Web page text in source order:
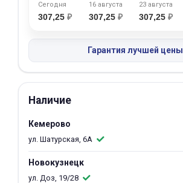
Сегодня
307,25 ₽
16 августа
307,25 ₽
23 августа
307,25 ₽
Гарантия лучшей цены
Наличие
Кемерово
ул. Шатурская, 6А
Новокузнецк
ул. Доз, 19/28
Подробнее
недели